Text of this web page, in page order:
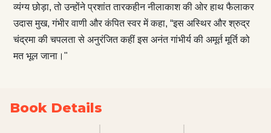
व्यंग्य छोड़ा, तो उन्होंने प्रशांत तारकहीन नीलाकाश की ओर हाथ फैलाकर
उदास मुख, गंभीर वाणी और कंपित स्वर में कहा, “इस अस्थिर और श्रुद्र
चंद्रमा की चपलता से अनुरंजित कहीं इस अनंत गांभीर्य की अमूर्त मूर्ति को
मत भूल जाना।"
Book Details